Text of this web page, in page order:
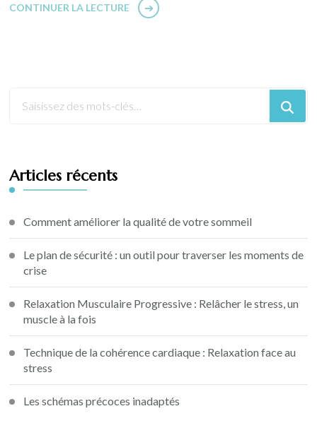
CONTINUER LA LECTURE
Articles récents
Comment améliorer la qualité de votre sommeil
Le plan de sécurité : un outil pour traverser les moments de
crise
Relaxation Musculaire Progressive : Relâcher le stress, un
muscle à la fois
Technique de la cohérence cardiaque : Relaxation face au
stress
Les schémas précoces inadaptés